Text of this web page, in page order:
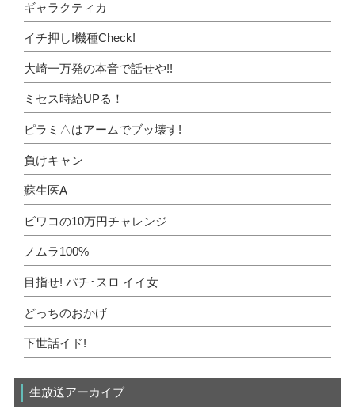
ギャラクティカ
イチ押し!機種Check!
大崎一万発の本音で話せや!!
ミセス時給UPる！
ピラミ△はアームでブッ壊す!
負けキャン
蘇生医A
ビワコの10万円チャレンジ
ノムラ100%
目指せ! パチ･スロ イイ女
どっちのおかげ
下世話イド!
生放送アーカイブ